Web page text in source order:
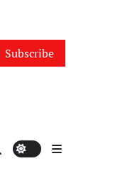
Subscribe